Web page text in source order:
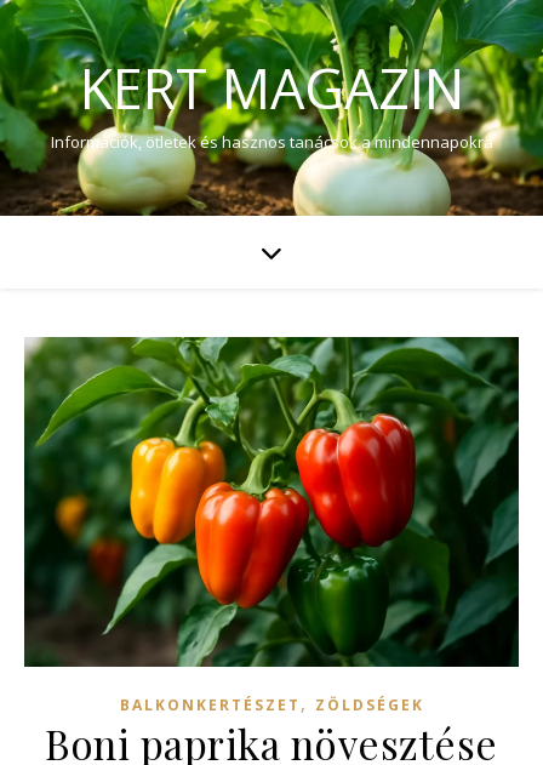
KERT MAGAZIN
Információk, ötletek és hasznos tanácsok a mindennapokra
BALKONKERTÉSZET , ZÖLDSÉGEK
Boni paprika növesztése